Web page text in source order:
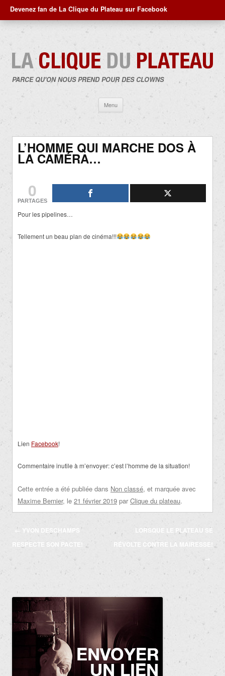
Devenez fan de La Clique du Plateau sur Facebook
PARCE QU'ON NOUS PREND POUR DES CLOWNS
Menu
contenu
L’HOMME QUI MARCHE DOS À
LA CAMÉRA…
0
PARTAGES
Pour les pipelines…
Tellement un beau plan de cinéma!!!
Lien Facebook!
Commentaire inutile à m’envoyer: c’est l’homme de la situation!
Cette entrée a été publiée dans Non classé, et marquée avec
Maxime Bernier, le 21 février 2019 par Clique du plateau.
Navigation
des
← YVON DESCHAMPS
RESPECTE SON PACTE!
LORSQUE LE PLATEAU SE
RÉVOLTE CONTRE LA MAIRESSE!